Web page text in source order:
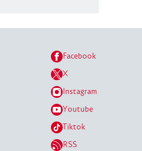
Facebook
X
Instagram
Youtube
Tiktok
RSS